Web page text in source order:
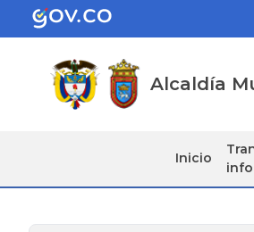
Alcaldía
Inicio